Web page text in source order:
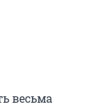
весьма